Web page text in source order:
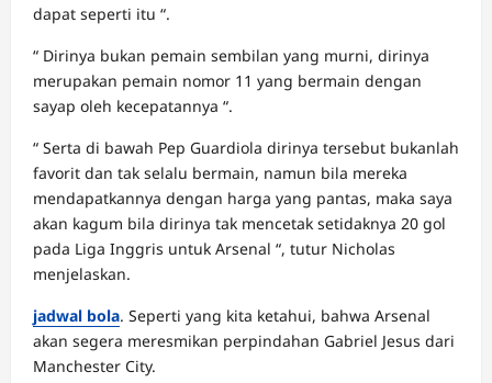
dapat seperti itu “.
“ Dirinya bukan pemain sembilan yang murni, dirinya
merupakan pemain nomor 11 yang bermain dengan
sayap oleh kecepatannya “.
“ Serta di bawah Pep Guardiola dirinya tersebut bukanlah
favorit dan tak selalu bermain, namun bila mereka
mendapatkannya dengan harga yang pantas, maka saya
akan kagum bila dirinya tak mencetak setidaknya 20 gol
pada Liga Inggris untuk Arsenal “, tutur Nicholas
menjelaskan.
jadwal bola. Seperti yang kita ketahui, bahwa Arsenal
akan segera meresmikan perpindahan Gabriel Jesus dari
Manchester City.